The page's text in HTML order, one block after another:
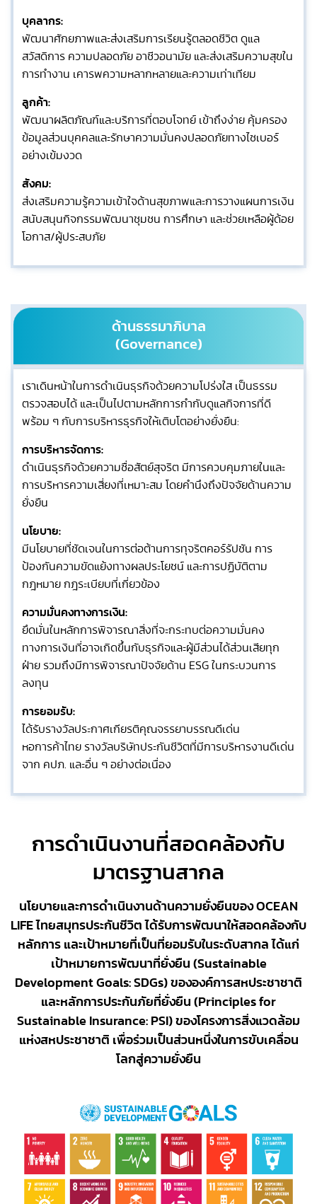
บุคลากร:
พัฒนาศักยภาพและส่งเสริมการเรียนรู้ตลอดชีวิต ดูแล
สวัสดิการ ความปลอดภัย อาชีวอนามัย และส่งเสริมความสุขใน
การทำงาน เคารพความหลากหลายและความเท่าเทียม
ลูกค้า:
พัฒนาผลิตภัณฑ์และบริการที่ตอบโจทย์ เข้าถึงง่าย คุ้มครอง
ข้อมูลส่วนบุคคลและรักษาความมั่นคงปลอดภัยทางไซเบอร์
อย่างเข้มงวด
สังคม:
ส่งเสริมความรู้ความเข้าใจด้านสุขภาพและการวางแผนการเงิน
สนับสนุนกิจกรรมพัฒนาชุมชน การศึกษา และช่วยเหลือผู้ด้อย
โอกาส/ผู้ประสบภัย
ด้านธรรมาภิบาล
(Governance)
เราเดินหน้าในการดำเนินธุรกิจด้วยความโปร่งใส เป็นธรรม
ตรวจสอบได้ และเป็นไปตามหลักการกำกับดูแลกิจการที่ดี
พร้อม ๆ กับการบริหารธุรกิจให้เติบโตอย่างยั่งยืน:
การบริหารจัดการ:
ดำเนินธุรกิจด้วยความซื่อสัตย์สุจริต มีการควบคุมภายในและ
การบริหารความเสี่ยงที่เหมาะสม โดยคำนึงถึงปัจจัยด้านความ
ยั่งยืน
นโยบาย:
มีนโยบายที่ชัดเจนในการต่อต้านการทุจริตคอร์รัปชัน การ
ป้องกันความขัดแย้งทางผลประโยชน์ และการปฏิบัติตาม
กฎหมาย กฎระเบียบที่เกี่ยวข้อง
ความมั่นคงทางการเงิน:
ยึดมั่นในหลักการพิจารณาสิ่งที่จะกระทบต่อความมั่นคง
ทางการเงินที่อาจเกิดขึ้นกับธุรกิจและผู้มีส่วนได้ส่วนเสียทุก
ฝ่าย รวมถึงมีการพิจารณาปัจจัยด้าน ESG ในกระบวนการ
ลงทุน
การยอมรับ:
ได้รับรางวัลประกาศเกียรติคุณจรรยาบรรณดีเด่น
หอการค้าไทย รางวัลบริษัทประกันชีวิตที่มีการบริหารงานดีเด่น
จาก คปภ. และอื่น ๆ อย่างต่อเนื่อง
การดำเนินงานที่สอดคล้องกับ
มาตรฐานสากล
นโยบายและการดำเนินงานด้านความยั่งยืนของ OCEAN
LIFE ไทยสมุทรประกันชีวิต ได้รับการพัฒนาให้สอดคล้องกับ
หลักการ และเป้าหมายที่เป็นที่ยอมรับในระดับสากล ได้แก่
เป้าหมายการพัฒนาที่ยั่งยืน (Sustainable
Development Goals: SDGs) ขององค์การสหประชาชาติ
และหลักการประกันภัยที่ยั่งยืน (Principles for
Sustainable Insurance: PSI) ของโครงการสิ่งแวดล้อม
แห่งสหประชาชาติ เพื่อร่วมเป็นส่วนหนึ่งในการขับเคลื่อน
โลกสู่ความยั่งยืน